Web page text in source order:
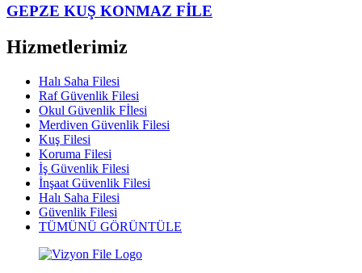
GEPZE KUŞ KONMAZ FİLE
Hizmetlerimiz
Halı Saha Filesi
Raf Güvenlik Filesi
Okul Güvenlik Fİlesi
Merdiven Güvenlik Filesi
Kuş Filesi
Koruma Filesi
İş Güvenlik Filesi
İnşaat Güvenlik Filesi
Halı Saha Filesi
Güvenlik Filesi
TÜMÜNÜ GÖRÜNTÜLE